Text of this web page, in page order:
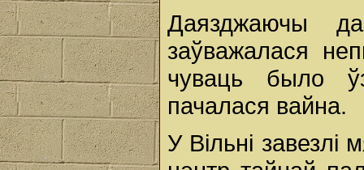
Даязджаючы
заўважалася
чуваць было
пачалася вайна.
У Вільні завезлі